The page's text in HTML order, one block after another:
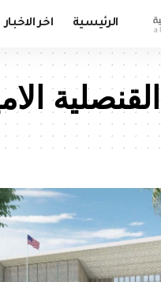
الرئيسية اخر الاخبار
القنصلية